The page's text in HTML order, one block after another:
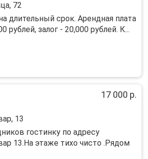
72
длительный срок. Арендная плата
рублей, залог - 20,000 рублей. К...
17 000 р.
13
гостинку по адресу
13.На этаже тихо чисто .Рядом